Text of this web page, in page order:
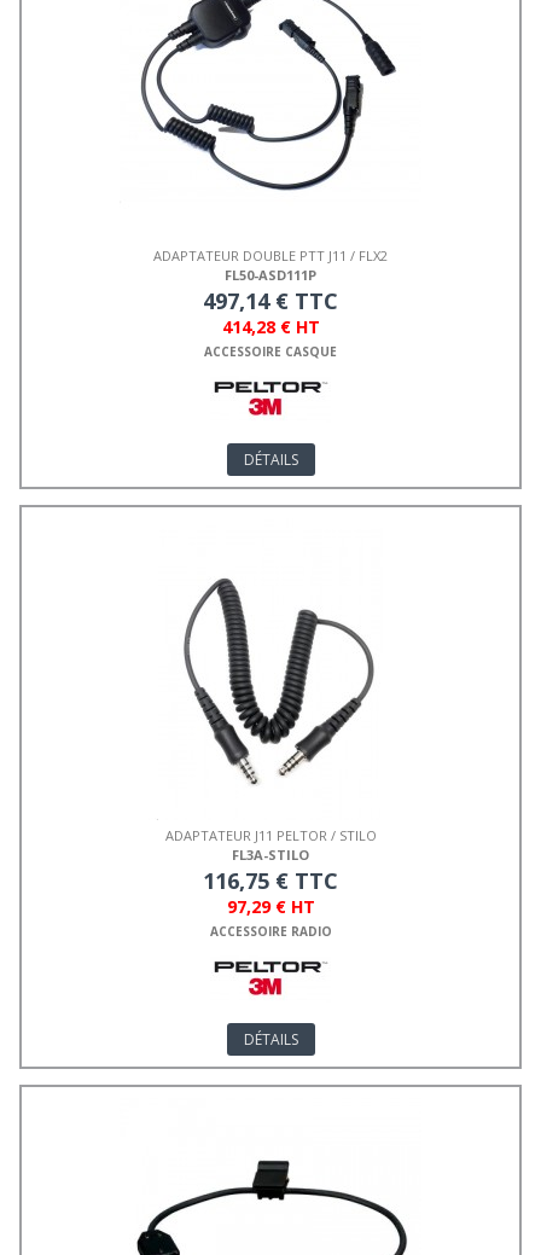
ADAPTATEUR DOUBLE PTT J11 / FLX2
FL50-ASD111P
497,14 € TTC
414,28 € HT
ACCESSOIRE CASQUE
DÉTAILS
ADAPTATEUR J11 PELTOR / STILO
FL3A-STILO
116,75 € TTC
97,29 € HT
ACCESSOIRE RADIO
DÉTAILS